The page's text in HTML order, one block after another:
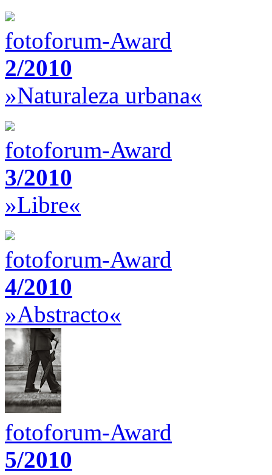
fotoforum-Award
2/2010
»Naturaleza urbana«
fotoforum-Award
3/2010
»Libre«
fotoforum-Award
4/2010
»Abstracto«
fotoforum-Award
5/2010